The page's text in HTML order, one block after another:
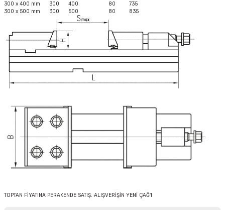
300 x 400 mm 300 400 80 735
300 x 500 mm 300 500 80 835
TOPTAN FİYATINA PERAKENDE SATIŞ. ALIŞVERİŞİN YENİ ÇAĞ'I